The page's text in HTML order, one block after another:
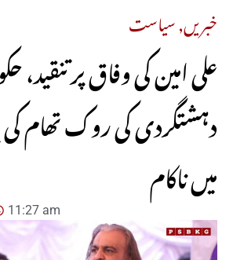
خبریں,سیاست
علی امین کی وفاق پر
دہشتگردی کی روک تھام کی
میں ناکام
11:27 am